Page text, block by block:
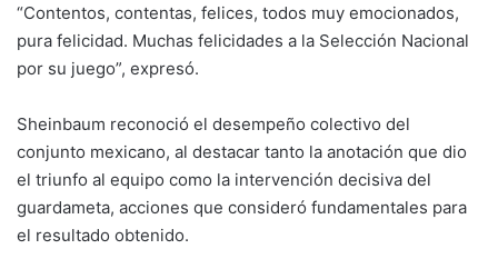
“Contentos, contentas, felices, todos muy emocionados,
pura felicidad. Muchas felicidades a la Selección Nacional
por su juego”, expresó.
Sheinbaum reconoció el desempeño colectivo del
conjunto mexicano, al destacar tanto la anotación que dio
el triunfo al equipo como la intervención decisiva del
guardameta, acciones que consideró fundamentales para
el resultado obtenido.